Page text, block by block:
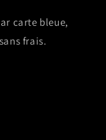
carte bleue,
frais.